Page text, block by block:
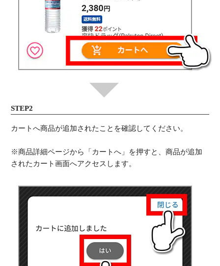
STEP2
カートへ商品が追加されたことを確認してください。
※商品詳細ページから「カートへ」を押すと、商品が追加
されたカート画面へアクセスします。